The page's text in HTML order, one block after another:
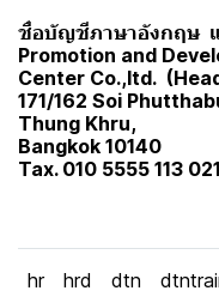
ชื่อบัญชีภาษาอังกฤษ
Promotion and
Center Co.,ltd.
171/162 Soi
Thung Khru,
Bangkok 10140
Tax. 010 5555 113 021
hr hrd dtn